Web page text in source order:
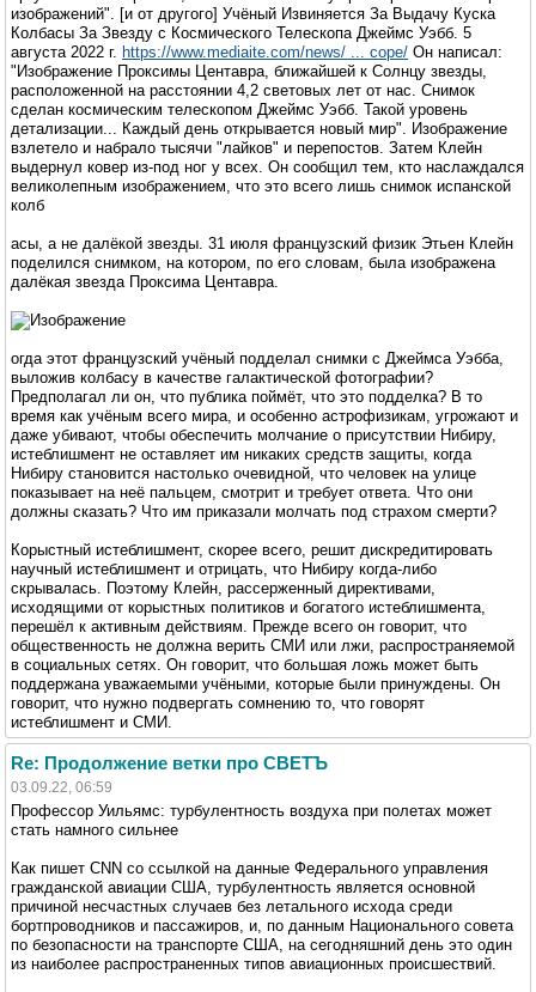
изображений". [и от другого] Учёный Извиняется За Выдачу Куска
Колбасы За Звезду с Космического Телескопа Джеймс Уэбб. 5
августа 2022 г. https://www.mediaite.com/news/ ... cope/ Он написал:
"Изображение Проксимы Центавра, ближайшей к Солнцу звезды,
расположенной на расстоянии 4,2 световых лет от нас. Снимок
сделан космическим телескопом Джеймс Уэбб. Такой уровень
детализации... Каждый день открывается новый мир". Изображение
взлетело и набрало тысячи "лайков" и перепостов. Затем Клейн
выдернул ковер из-под ног у всех. Он сообщил тем, кто наслаждался
великолепным изображением, что это всего лишь снимок испанской
колб
асы, а не далёкой звезды. 31 июля французский физик Этьен Клейн
поделился снимком, на котором, по его словам, была изображена
далёкая звезда Проксима Центавра.
огда этот французский учёный подделал снимки с Джеймса Уэбба,
выложив колбасу в качестве галактической фотографии?
Предполагал ли он, что публика поймёт, что это подделка? В то
время как учёным всего мира, и особенно астрофизикам, угрожают и
даже убивают, чтобы обеспечить молчание о присутствии Нибиру,
истеблишмент не оставляет им никаких средств защиты, когда
Нибиру становится настолько очевидной, что человек на улице
показывает на неё пальцем, смотрит и требует ответа. Что они
должны сказать? Что им приказали молчать под страхом смерти?
Корыстный истеблишмент, скорее всего, решит дискредитировать
научный истеблишмент и отрицать, что Нибиру когда-либо
скрывалась. Поэтому Клейн, рассерженный директивами,
исходящими от корыстных политиков и богатого истеблишмента,
перешёл к активным действиям. Прежде всего он говорит, что
общественность не должна верить СМИ или лжи, распространяемой
в социальных сетях. Он говорит, что большая ложь может быть
поддержана уважаемыми учёными, которые были принуждены. Он
говорит, что нужно подвергать сомнению то, что говорят
истеблишмент и СМИ.
Re: Продолжение ветки про СВЕТЪ
03.09.22, 06:59
Профессор Уильямс: турбулентность воздуха при полетах может
стать намного сильнее
Как пишет CNN со ссылкой на данные Федерального управления
гражданской авиации США, турбулентность является основной
причиной несчастных случаев без летального исхода среди
бортпроводников и пассажиров, и, по данным Национального совета
по безопасности на транспорте США, на сегодняшний день это один
из наиболее распространенных типов авиационных происшествий.